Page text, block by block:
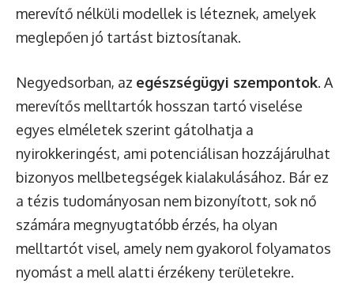
merevítő nélküli modellek is léteznek, amelyek
meglepően jó tartást biztosítanak.
Negyedsorban, az egészségügyi szempontok. A
merevítős melltartók hosszan tartó viselése
egyes elméletek szerint gátolhatja a
nyirokkeringést, ami potenciálisan hozzájárulhat
bizonyos mellbetegségek kialakulásához. Bár ez
a tézis tudományosan nem bizonyított, sok nő
számára megnyugtatóbb érzés, ha olyan
melltartót visel, amely nem gyakorol folyamatos
nyomást a mell alatti érzékeny területekre.